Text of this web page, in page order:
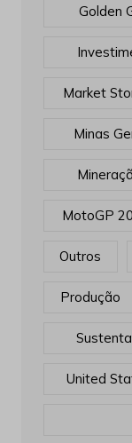
Golden
Market
Minas
MotoGP
Outros
Produção
United